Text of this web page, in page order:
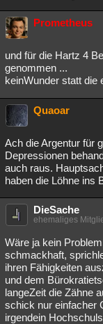
Prometheus
und für die Hartz 4
genommen ...
keinWunder statt die
Quaoar
Ach die Argentur für
Depressionen
auch raus.
haben die Löhne ins
DieSache
ehemaliges
Wäre ja kein
schmackhaft,
ihren Fähigkeiten
und dem
langeZeit die Zähne
schick nur einfacher
irgendein